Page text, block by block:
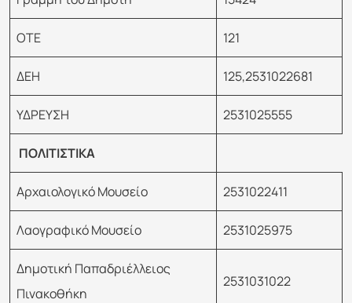
ΟΤΕ 121
ΔΕΗ 125,2531022681
ΥΔΡΕΥΣΗ 2531025555
ΠΟΛΙΤΙΣΤΙΚΑ
Αρχαιολογικό Μουσείο 2531022411
Λαογραφικό Μουσείο 2531025975
Δημοτική Παπαδριέλλειος
Πινακοθήκη
2531031022